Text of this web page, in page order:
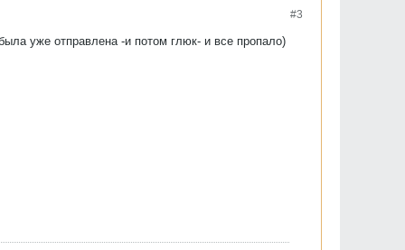
#3
уже отправлена -и потом глюк- и все пропало)